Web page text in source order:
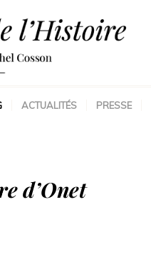
ACTUALITÉS PRESSE
d’Onet